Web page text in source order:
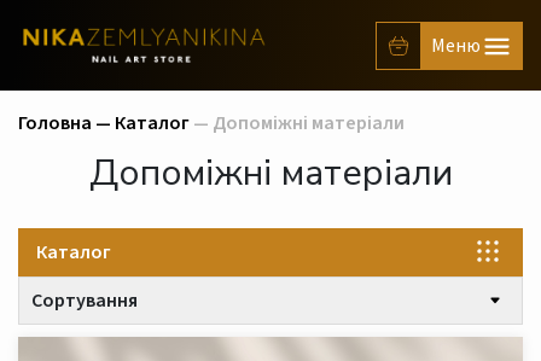
Головна — Каталог— Допоміжні матеріали
Допоміжні матеріали
Каталог
Сортування